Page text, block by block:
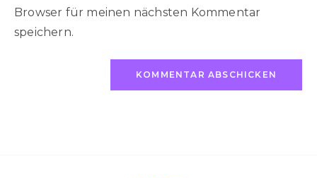
Browser für meinen nächsten Kommentar
speichern.